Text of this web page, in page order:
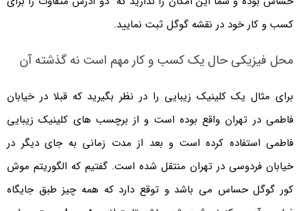
کسب و کار خود در نقشه گوگل ثبت نمایید.
محل فیزیکی حال یک کسب و کار مهم است نه گذشته آن
برای مثال یک کلینیک زیبایی را در نظر بگیرید که قبلا در خیابان
فاطمی در تهران واقع بوده است و از برچسب های کلینیک زیبایی
فاطمی استفاده کرده است و بعد از مدت زمانی به جای دیگر در
خیابان فردوسی در تهران منتقل شده است. گفتیم که الگوریتم موش
کور گوگل حساس می باشد و توقع دارد که همه چیز طبق جایگاه